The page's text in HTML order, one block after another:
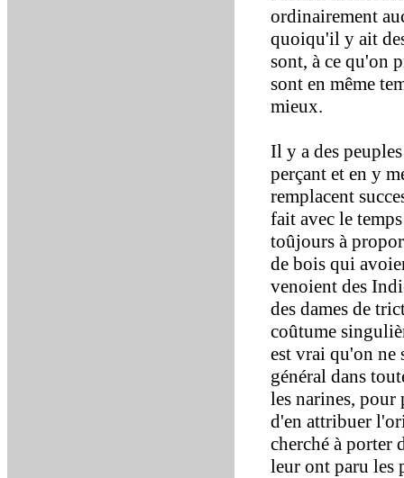
ordinairement
quoiqu'il y ait
sont, à ce qu'on
sont en même
mieux.
Il y a des
perçant et en y
remplacent
fait avec le
toûjours à
de bois qui
venoient des
des dames de
coûtume
est vrai qu'on ne
général dans
les narines, pour
d'en attribuer
cherché à porter
leur ont paru les